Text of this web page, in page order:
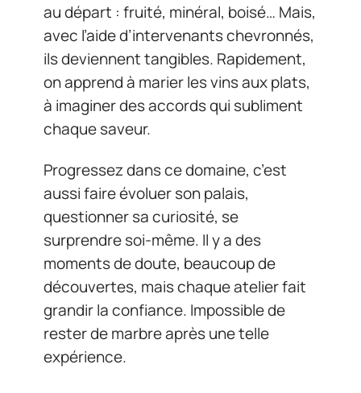
au départ : fruité, minéral, boisé… Mais,
avec l’aide d’intervenants chevronnés,
ils deviennent tangibles. Rapidement,
on apprend à marier les vins aux plats,
à imaginer des accords qui subliment
chaque saveur.
Progressez dans ce domaine, c’est
aussi faire évoluer son palais,
questionner sa curiosité, se
surprendre soi-même. Il y a des
moments de doute, beaucoup de
découvertes, mais chaque atelier fait
grandir la confiance. Impossible de
rester de marbre après une telle
expérience.